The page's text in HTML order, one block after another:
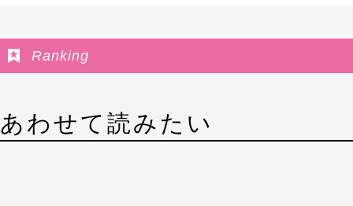
Ranking
あわせて読みたい